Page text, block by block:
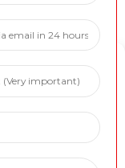
files help us to
navigation, keep
By clicking
device for these
For more